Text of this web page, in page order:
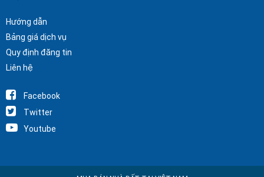
Hướng dẫn
Bảng giá dịch vụ
Quy định đăng tin
Liên hệ
Facebook
Twitter
Youtube